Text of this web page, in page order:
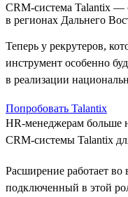
CRM-система Talantiх —
в регионах Дальнего
Теперь у рекрутеров,
инструмент особенно
в реализации
Попробовать Talantix
HR-менеджерам больше
CRM-системы Talantix
Расширение работает
подключенный в этой